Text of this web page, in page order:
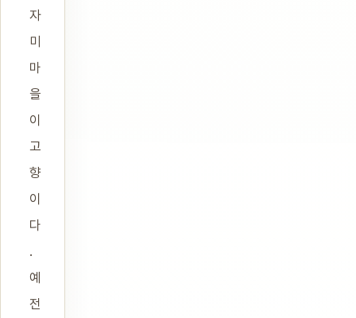
자
미
마
을
이
고
향
이
다
.
예
전